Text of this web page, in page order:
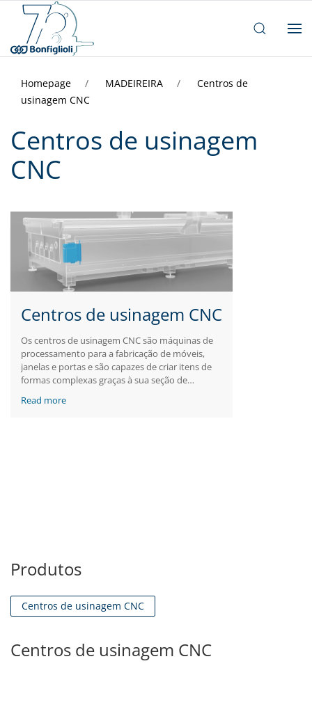
Homepage MADEIREIRA
Centros de
usinagem CNC
Centros de usinagem
CNC
Centros de usinagem CNC
Os centros de usinagem CNC são máquinas de
processamento para a fabricação de móveis,
janelas e portas e são capazes de criar itens de
formas complexas graças à sua seção de
soluções específicas de aplicação para o controle
Read more
Produtos
Centros de usinagem CNC
Centros de usinagem CNC